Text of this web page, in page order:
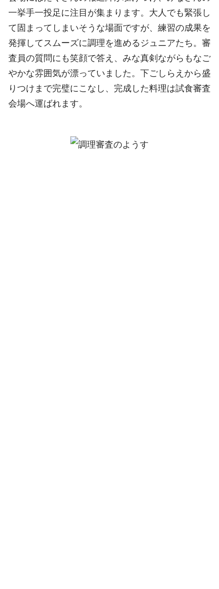
一挙手一投足に注目が集まります。大人でも緊張し
て固まってしまいそうな場面ですが、練習の成果を
発揮してスムーズに調理を進めるジュニアたち。審
査員の質問にも笑顔で答え、みな真剣ながらもなご
やかな雰囲気が漂っていました。下ごしらえから盛
りつけまで完璧にこなし、完成した料理は試食審査
会場へ運ばれます。